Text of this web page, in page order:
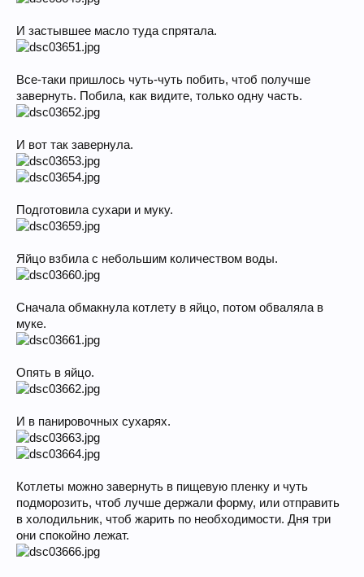
И застывшее масло туда спрятала.
Все-таки пришлось чуть-чуть побить, чтоб получше
завернуть. Побила, как видите, только одну часть.
И вот так завернула.
Подготовила сухари и муку.
Яйцо взбила с небольшим количеством воды.
Сначала обмакнула котлету в яйцо, потом обваляла в
муке.
Опять в яйцо.
И в панировочных сухарях.
Котлеты можно завернуть в пищевую пленку и чуть
подморозить, чтоб лучше держали форму, или отправить
в холодильник, чтоб жарить по необходимости. Дня три
они спокойно лежат.